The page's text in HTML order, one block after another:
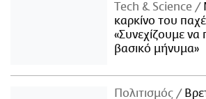
Τech & Science
καρκίνο του
«Συνεχίζουμε
βασικό μήνυμα»
Πολιτισμός